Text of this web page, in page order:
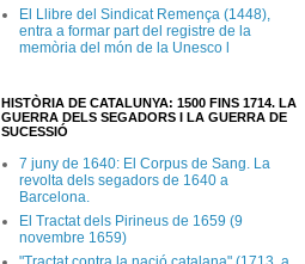
El Llibre del Sindicat Remença (1448),
entra a formar part del registre de la
memòria del món de la Unesco l
HISTÒRIA DE CATALUNYA: 1500 FINS 1714. LA
GUERRA DELS SEGADORS I LA GUERRA DE
SUCESSIÓ
7 juny de 1640: El Corpus de Sang. La
revolta dels segadors de 1640 a
Barcelona.
El Tractat dels Pirineus de 1659 (9
novembre 1659)